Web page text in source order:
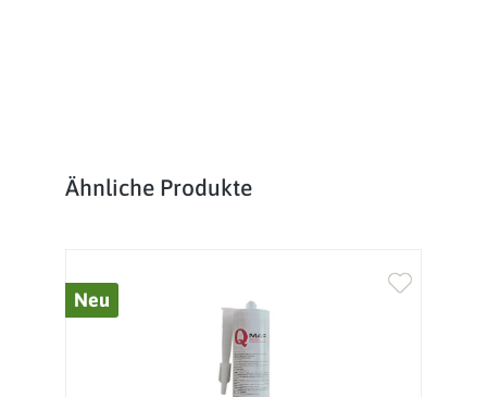
Produktgalerie überspringen
Ähnliche Produkte
Neu